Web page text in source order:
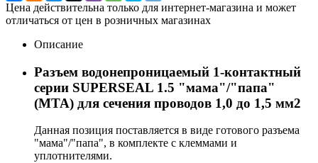
Цена действительна только для интернет-магазина и может
отличаться от цен в розничных магазинах
Описание
Разъем водонепроницаемый 1-контактный
серии SUPERSEAL 1.5 "мама"/"папа"
(MTA) для сечения проводов 1,0 до 1,5 мм2
Данная позиция поставляется в виде готового разъема
"мама"/"папа", в комплекте с клеммами и
уплотнителями.